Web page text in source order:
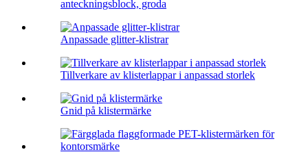
anteckningsblock, groda
Anpassade glitter-klistrar
Tillverkare av klisterlappar i anpassad storlek
Gnid på klistermärke